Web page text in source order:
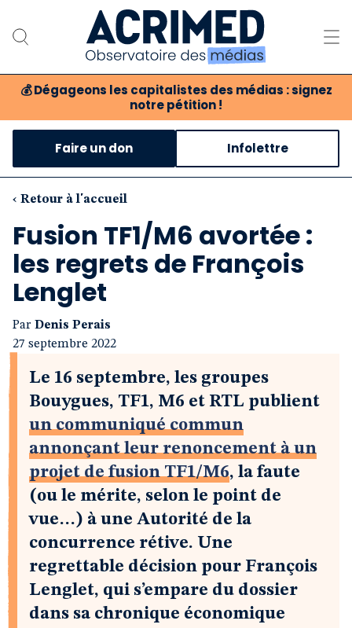
💰 Dégageons les capitalistes des médias : signez
notre pétition !
Notre association
Notre critique des médias
Nos propositions
Notre revue
Boutique
Faire un don Infolettre
‹ Retour à l'accueil
Fusion TF1/M6 avortée :
les regrets de François
Lenglet
Par Denis Perais
27 septembre 2022
Le 16 septembre, les groupes
Bouygues, TF1, M6 et RTL publient
un communiqué commun
annonçant leur renoncement à un
projet de fusion TF1/M6, la faute
(ou le mérite, selon le point de
vue…) à une Autorité de la
concurrence rétive. Une
regrettable décision pour François
Lenglet, qui s’empare du dossier
dans sa chronique économique